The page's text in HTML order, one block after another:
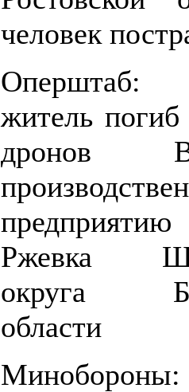
человек
житель погиб
дронов
Ржевка
округа
области
Минобороны: